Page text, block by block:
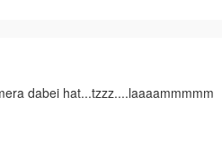
dabei hat...tzzz....laaaammmmm